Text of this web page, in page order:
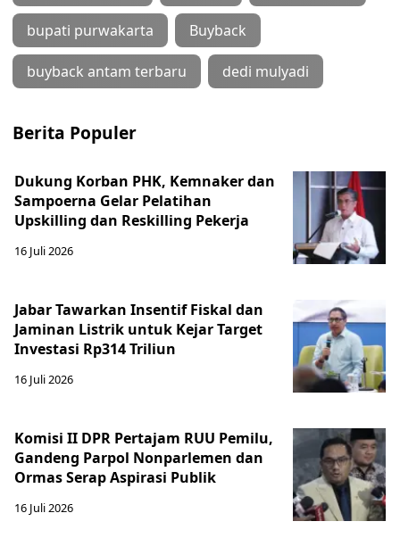
bupati purwakarta Buyback
buyback antam terbaru dedi mulyadi
Berita Populer
Dukung Korban PHK, Kemnaker dan
Sampoerna Gelar Pelatihan
Upskilling dan Reskilling Pekerja
16 Juli 2026
Jabar Tawarkan Insentif Fiskal dan
Jaminan Listrik untuk Kejar Target
Investasi Rp314 Triliun
16 Juli 2026
Komisi II DPR Pertajam RUU Pemilu,
Gandeng Parpol Nonparlemen dan
Ormas Serap Aspirasi Publik
16 Juli 2026